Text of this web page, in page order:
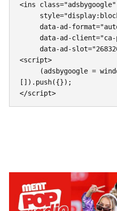
<ins class="adsbygoogle"
<script>
[]).push({});
</script>